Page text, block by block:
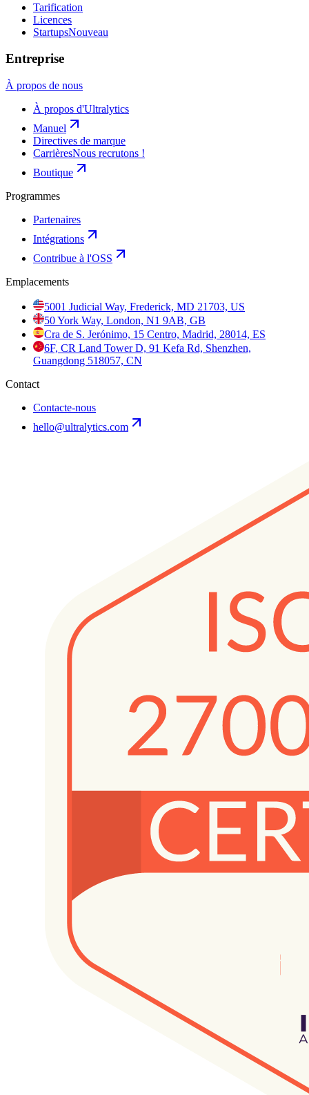
Tarification
Licences
StartupsNouveau
Entreprise
À propos de nous
À propos d'Ultralytics
Manuel
Directives de marque
CarrièresNous recrutons !
Boutique
Programmes
Partenaires
Intégrations
Contribue à l'OSS
Emplacements
5001 Judicial Way, Frederick, MD 21703, US
50 York Way, London, N1 9AB, GB
Cra de S. Jerónimo, 15 Centro, Madrid, 28014, ES
6F, CR Land Tower D, 91 Kefa Rd, Shenzhen,
Guangdong 518057, CN
Contact
Contacte-nous
hello@ultralytics.com